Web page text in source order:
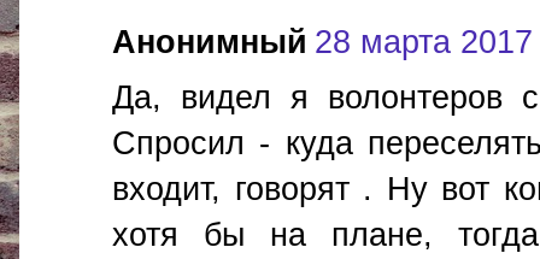
Анонимный 28 марта 2017
Да, видел я волонтеров
Спросил - куда
входит, говорят . Ну вот
хотя бы на плане,